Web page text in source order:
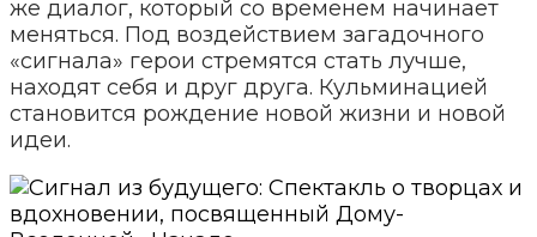
же диалог, который со временем начинает
меняться. Под воздействием загадочного
«сигнала» герои стремятся стать лучше,
находят себя и друг друга. Кульминацией
становится рождение новой жизни и новой
идеи.